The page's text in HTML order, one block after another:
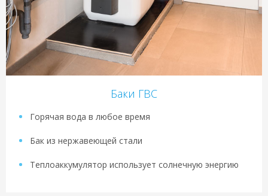
Баки ГВС
Горячая вода в любое время
Бак из нержавеющей стали
Теплоаккумулятор использует солнечную энергию